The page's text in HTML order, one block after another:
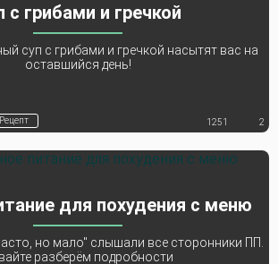
с грибами и гречкой
суп с грибами и гречкой насытят вас на
оставшийся день!
Рецепт 1251 2
для похудения с меню
но мало" слышали все сторонники ПП.
разберём подробности